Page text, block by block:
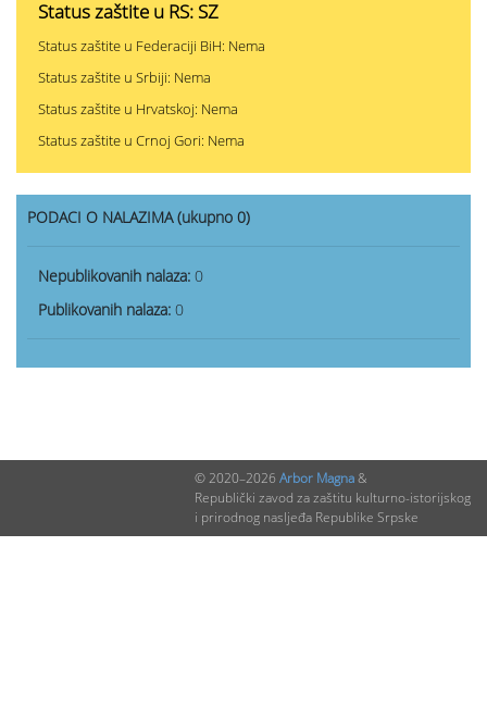
Status zaštite u RS: SZ
Status zaštite u Federaciji BiH: Nema
Status zaštite u Srbiji: Nema
Status zaštite u Hrvatskoj: Nema
Status zaštite u Crnoj Gori: Nema
PODACI O NALAZIMA (ukupno 0)
Nepublikovanih nalaza: 0
Publikovanih nalaza: 0
© 2020–2026 Arbor Magna&
Republički zavod za zaštitu kulturno-istorijskog
i prirodnog nasljeđa Republike Srpske